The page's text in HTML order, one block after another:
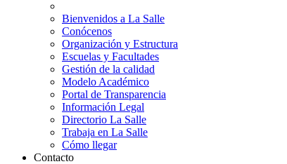
Bienvenidos a La Salle
Conócenos
Organización y Estructura
Escuelas y Facultades
Gestión de la calidad
Modelo Académico
Portal de Transparencia
Información Legal
Directorio La Salle
Trabaja en La Salle
Cómo llegar
Contacto